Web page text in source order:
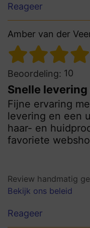
Reageer
Amber van der
Beoordeling: 10
Snelle
Fijne ervaring
levering en een
haar- en
favoriete
Review handmatig
Bekijk ons beleid
Reageer